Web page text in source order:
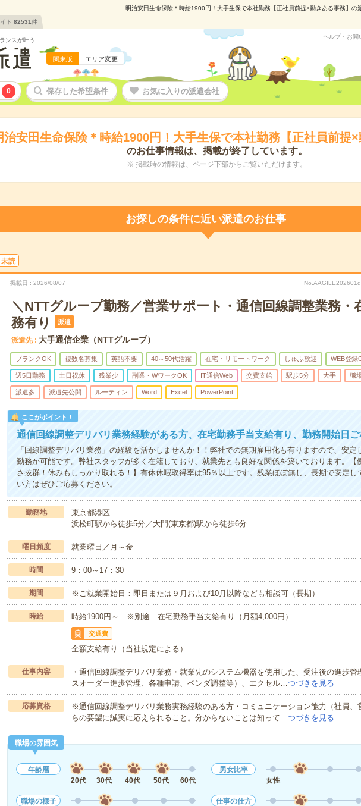
明治安田生命保険＊時給1900円！大手生保で本社勤務【正社員前提×動きある事務】の
ト 82531件
ンスが叶う
関東版 エリア変更
ヘルプ・お問
0 保存した希望条件 お気に入りの派遣会社
治安田生命保険＊時給1900円！大手生保で本社勤務【正社員前提×
のお仕事情報は、掲載が終了しています。
※ 掲載時の情報は、ページ下部からご覧いただけます。
お探しの条件に近い派遣のお仕事
未読
掲載日 2026/08/07
＼NTTグループ勤務／営業サポート・通信回線調整業務・
務有り
派遣
派遣先 大手通信企業（NTTグループ）
ブランクOK 複数名募集 英語不要 40～50代活躍 在宅・リモートワーク しゅふ歓迎 WEB登録
週5日勤務 土日祝休 残業少 副業・WワークOK IT通信Web 交費支給 駅歩5分 大手 職
派遣多 派遣先公開 ルーティン Word Excel PowerPoint
ここがポイント！
通信回線調整デリバリ業務経験がある方、在宅勤務手当支給有り、勤務開始日
「回線調整デリバリ業務」の経験を活かしませんか！！弊社での無期雇用化も有りますので、安定
勤務が可能です。弊社スタッフが多く在籍しており、就業先とも良好な関係を築いております。【
さ抜群！休みもしっかり取れる！】有休休暇取得率は95％以上です。残業ほぼ無し、長期で安定し
い方はぜひご応募ください。
勤務地
東京都港区
浜松町駅から徒歩5分／大門(東京都)駅から徒歩6分
曜日頻度 就業曜日／月～金
時間 9：00～17：30
期間 ※ご就業開始日：即日または９月および10月以降なども相談可（長期）
時給 時給1900円～ ※別途 在宅勤務手当支給有り（月額4,000円）
交通費
全額支給有り（当社規定による）
仕事内容
・通信回線調整デリバリ業務・就業先のシステム機器を使用した、受注後の進歩管
スオーダー進歩管理、各種申請、ベンダ調整等）、エクセル…つづきを見る
応募資格
※通信回線調整デリバリ業務実務経験のある方・コミュニケーション能力（社員、
らの要望に誠実に応えられること。分からないことは知って…つづきを見る
職場の雰囲気
年齢層
20代
30代 40代 50代 60代
男女比率
女性
職場の様子
仕事の仕方